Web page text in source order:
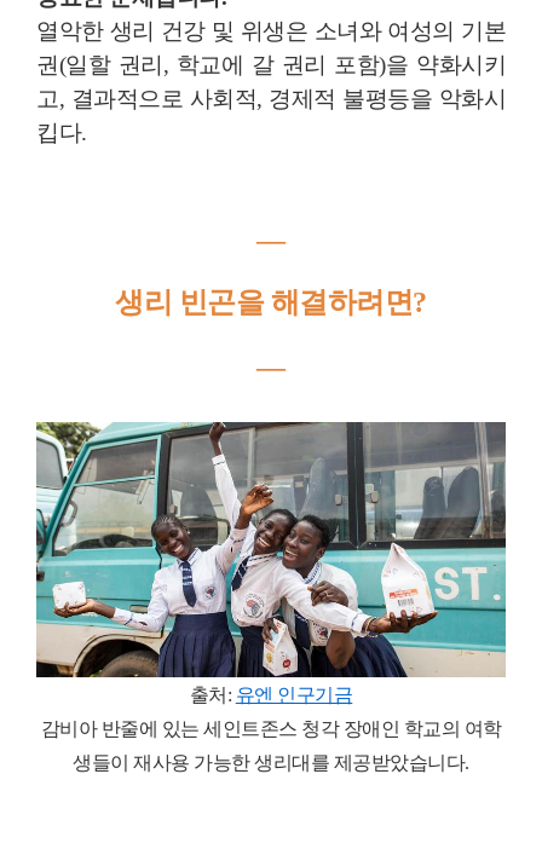
열악한 생리 건강 및 위생은 소녀와 여성의 기본
권(일할 권리, 학교에 갈 권리 포함)을 약화시키
고, 결과적으로 사회적, 경제적 불평등을 악화시
킵다.
―
생리 빈곤을 해결하려면?
―
출처: 유엔 인구기금
감비아 반줄에 있는 세인트존스 청각 장애인 학교의 여학
생들이 재사용 가능한 생리대를 제공받았습니다.